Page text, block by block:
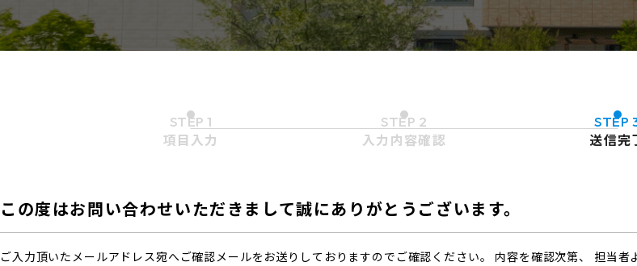
STEP 1
項目入力
STEP 2
入力内容確認
STEP
送信完
この度はお問い合わせいただきまして誠にありがとうございます。
ご入力頂いたメールアドレス宛へご確認メールをお送りしておりますのでご確認ください。 内容を確認次第、 担当者